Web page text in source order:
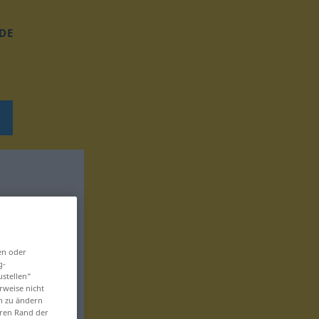
DE
oder
nicht
zu ändern
Rand der